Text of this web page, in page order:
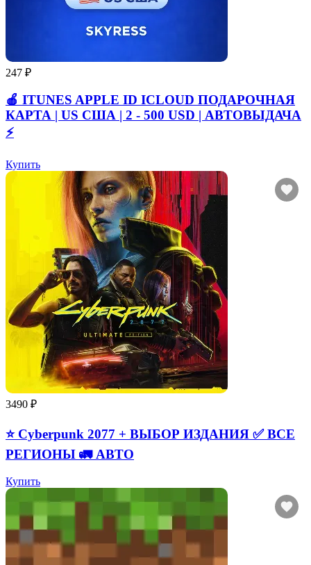
247 ₽
🍎 ITUNES APPLE ID ICLOUD ПОДАРОЧНАЯ
КАРТА | US США | 2 - 500 USD | АВТОВЫДАЧА
⚡️
Купить
3490 ₽
⭐ Cyberpunk 2077 + ВЫБОР ИЗДАНИЯ ✅ ВСЕ
РЕГИОНЫ 🚛 АВТО
Купить